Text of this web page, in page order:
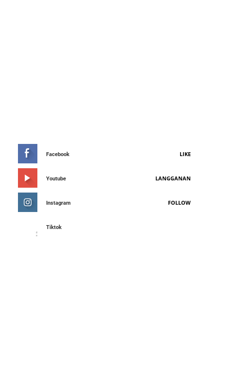
Facebook LIKE
Youtube LANGGANAN
Instagram FOLLOW
Tiktok